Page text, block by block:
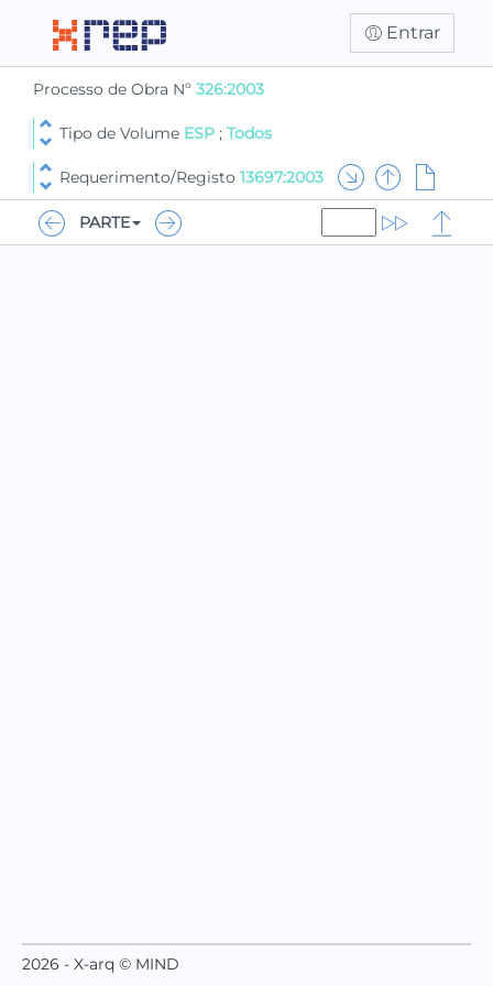
Entrar
Processo de Obra Nº 326:2003
Tipo de Volume ESP ; Todos
Requerimento/Registo 13697:2003
PARTE
2026 - X-arq © MIND